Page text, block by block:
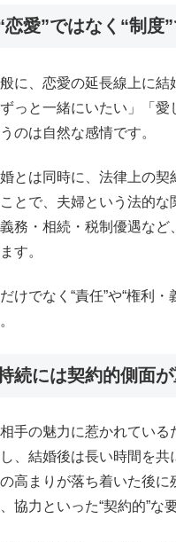
恋愛”ではなく“制度
に、恋愛の延長線上に結
ずっと一緒にいたい」「
のは自然な感情です。
とは同時に、法律上の
とで、夫婦という法的な
務・相続・税制優遇など
す。
けでなく“責任”や“権利・
続には契約的側面
手の魅力に惹かれている
、結婚後は長い時間を共
の高まりが落ち着いた後
協力といった“契約的”な